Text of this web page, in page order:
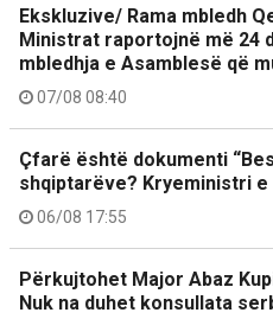
Ekskluzive/ Rama mbledh
Ministrat raportojnë më 24
mbledhja e Asamblesë që
07/08 08:40
Çfarë është dokumenti
shqiptarëve? Kryeministri
06/08 17:55
Përkujtohet Major Abaz
Nuk na duhet konsullata